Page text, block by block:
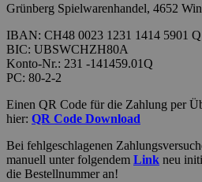
Grünberg Spielwarenhandel, 4652
IBAN: CH48 0023 1231 1414 5901 Q
BIC: UBSWCHZH80A
Konto-Nr.: 231 -141459.01Q
PC: 80-2-2
Einen QR Code für die Zahlung per
hier: QR Code Download
Bei fehlgeschlagenen
manuell unter folgendem Link neu
die Bestellnummer an!